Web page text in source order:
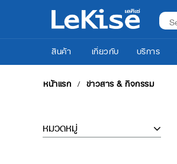
สินค้า
เกี่ยวกับ บริการ
หน้าแรก
ข่าวสาร & กิจกรรม